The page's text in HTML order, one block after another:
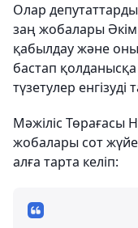
Олар
заң жобалары
қабылдау және
бастап
түзетулер енгізуді
Мәжіліс Төрағасы
жобалары сот
алға тарта келіп: